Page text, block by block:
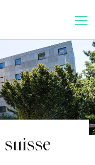
suisse